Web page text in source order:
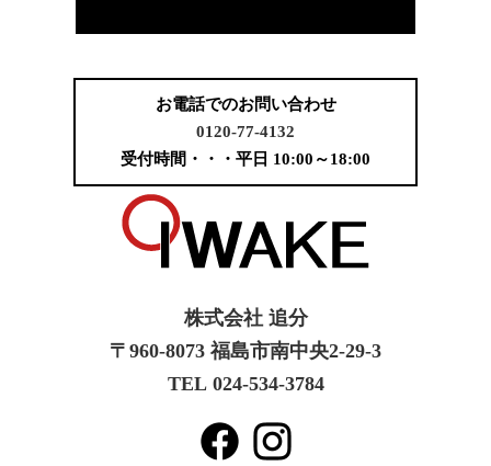
お電話でのお問い合わせ
0120-77-4132
受付時間・・・平日 10:00～18:00
株式会社 追分
〒960-8073 福島市南中央2-29-3
TEL 024-534-3784